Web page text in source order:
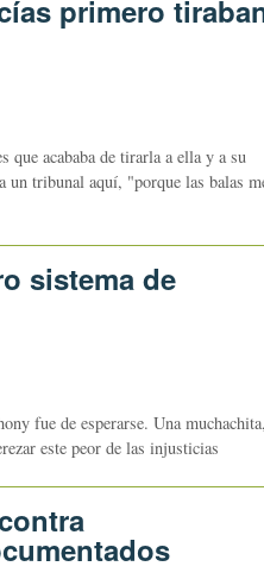
primero
que acababa de tirarla a ella y a su
un tribunal aquí, "porque las balas
sistema de
fue de esperarse. Una muchachita,
este peor de las injusticias